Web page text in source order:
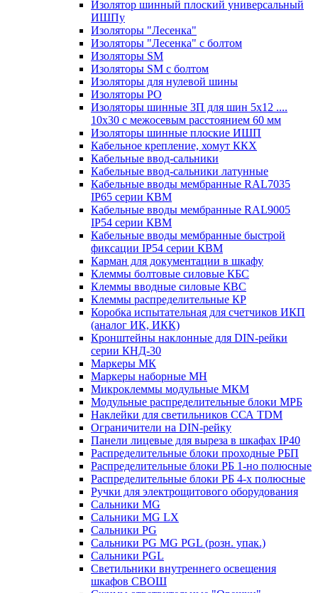
Изолятор шинный плоский универсальный
ИШПу
Изоляторы "Лесенка"
Изоляторы "Лесенка" с болтом
Изоляторы SM
Изоляторы SM c болтом
Изоляторы для нулевой шины
Изоляторы РО
Изоляторы шинные 3П для шин 5х12 ....
10х30 с межосевым расстоянием 60 мм
Изоляторы шинные плоские ИШП
Кабельное крепление, хомут ККХ
Кабельные ввод-сальники
Кабельные ввод-сальники латунные
Кабельные вводы мембранные RAL7035
IP65 серии КВМ
Кабельные вводы мембранные RAL9005
IP54 серии КВМ
Кабельные вводы мембранные быстрой
фиксации IP54 серии КВМ
Карман для документации в шкафу
Клеммы болтовые силовые КБС
Клеммы вводные силовые КВС
Клеммы распределительные КР
Коробка испытательная для счетчиков ИКП
(аналог ИК, ИКК)
Кронштейны наклонные для DIN-рейки
серии КНД-30
Маркеры МК
Маркеры наборные МН
Микроклеммы модульные МКМ
Модульные распределительные блоки МРБ
Наклейки для светильников ССА TDM
Ограничители на DIN-рейку
Панели лицевые для выреза в шкафах IP40
Распределительные блоки проходные РБП
Распределительные блоки РБ 1-но полюсные
Распределительные блоки РБ 4-х полюсные
Ручки для электрощитового оборудования
Сальники MG
Сальники MG LX
Сальники PG
Сальники PG MG PGL (розн. упак.)
Сальники PGL
Светильники внутреннего освещения
шкафов СВОШ